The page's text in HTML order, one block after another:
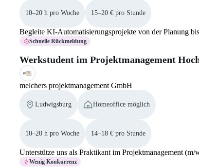
10–20 h pro Woche 15–20 € pro Stunde
Begleite KI-Automatisierungsprojekte von der Planung
Schnelle Rückmeldung
Werkstudent im Projektmanagement
melchers projektmanagement GmbH
Ludwigsburg Homeoffice möglich
10–20 h pro Woche 14–18 € pro Stunde
Unterstütze uns als Praktikant im Projektmanagement
Wenig Konkurrenz